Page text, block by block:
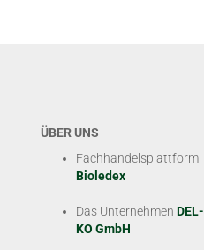
ÜBER UNS
Fachhandelsplattform
Bioledex
Das Unternehmen DEL-
KO GmbH